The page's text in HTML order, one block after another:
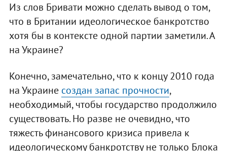
Из слов Бривати можно сделать вывод о том,
что в Британии идеологическое банкротство
хотя бы в контексте одной партии заметили. А
на Украине?
Конечно, замечательно, что к концу 2010 года
на Украине создан запас прочности,
необходимый, чтобы государство продолжило
существовать. Но разве не очевидно, что
тяжесть финансового кризиса привела к
идеологическому банкротству не только Блока